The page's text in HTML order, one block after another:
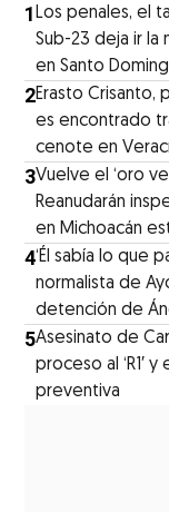
1Los penales, el
Sub-23 deja ir la
en Santo
2Erasto Crisanto,
es encontrado
cenote en
3Vuelve el ‘oro
Reanudarán
en Michoacán
4‘Él sabía lo que
normalista de
detención de
5Asesinato de
proceso al ‘R1′
preventiva